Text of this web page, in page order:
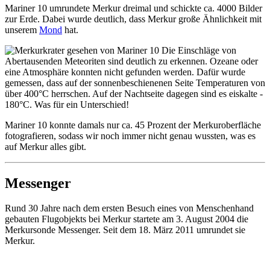
Mariner 10 umrundete Merkur dreimal und schickte ca. 4000 Bilder
zur Erde. Dabei wurde deutlich, dass Merkur große Ähnlichkeit mit
unserem Mond hat.
Die Einschläge von
Abertausenden Meteoriten sind deutlich zu erkennen. Ozeane oder
eine Atmosphäre konnten nicht gefunden werden. Dafür wurde
gemessen, dass auf der sonnenbeschienenen Seite Temperaturen von
über 400°C herrschen. Auf der Nachtseite dagegen sind es eiskalte -
180°C. Was für ein Unterschied!
Mariner 10 konnte damals nur ca. 45 Prozent der Merkuroberfläche
fotografieren, sodass wir noch immer nicht genau wussten, was es
auf Merkur alles gibt.
Messenger
Rund 30 Jahre nach dem ersten Besuch eines von Menschenhand
gebauten Flugobjekts bei Merkur startete am 3. August 2004 die
Merkursonde Messenger. Seit dem 18. März 2011 umrundet sie
Merkur.